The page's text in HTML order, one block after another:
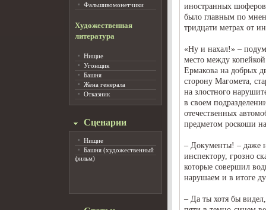
Фальшивомонетчики
Художественная
литература
Нищие
Угонщик
Башня
Жена генерала
Отказник
Сценарии
Нищие
Башня (художественный
фильм)
иностранных
было главным по
тридцати метрах от
«Ну и нахал!» –
место между
Ермакова на добрых
сторону Магомета,
на злостного
в своем
отечественных
предметом роскоши
– Документы! – даже
инспектору, грозно
которые совершил
нарушаем и в итоге
– Да ты хотя бы